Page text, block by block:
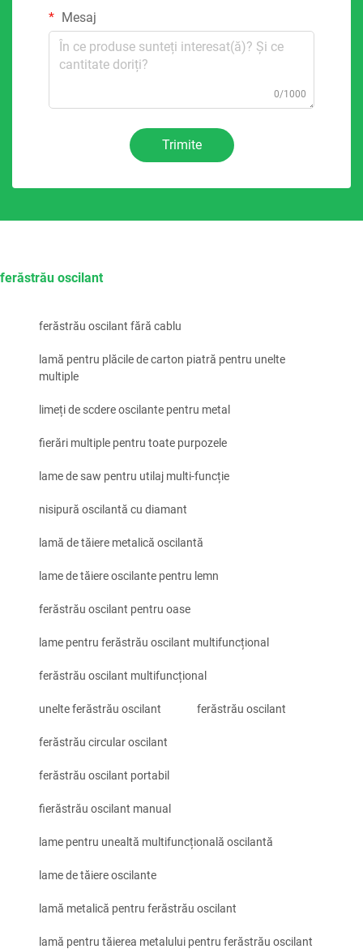
Mesaj
0/1000
Trimite
ferăstrău oscilant
ferăstrău oscilant fără cablu
lamă pentru plăcile de carton piatră pentru unelte
multiple
limeți de scdere oscilante pentru metal
fierări multiple pentru toate purpozele
lame de saw pentru utilaj multi-funcție
nisipură oscilantă cu diamant
lamă de tăiere metalică oscilantă
lame de tăiere oscilante pentru lemn
ferăstrău oscilant pentru oase
lame pentru ferăstrău oscilant multifuncțional
ferăstrău oscilant multifuncțional
unelte ferăstrău oscilant ferăstrău oscilant
ferăstrău circular oscilant
ferăstrău oscilant portabil
fierăstrău oscilant manual
lame pentru unealtă multifuncțională oscilantă
lame de tăiere oscilante
lamă metalică pentru ferăstrău oscilant
lamă pentru tăierea metalului pentru ferăstrău oscilant